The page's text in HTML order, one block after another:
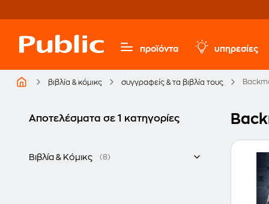
προϊόντα υπηρεσίες
βιβλία & κόμικς συγγραφείς & τα βιβλία τους
Αποτελέσματα σε 1 κατηγορίες
Βιβλία & Κόμικς (8)